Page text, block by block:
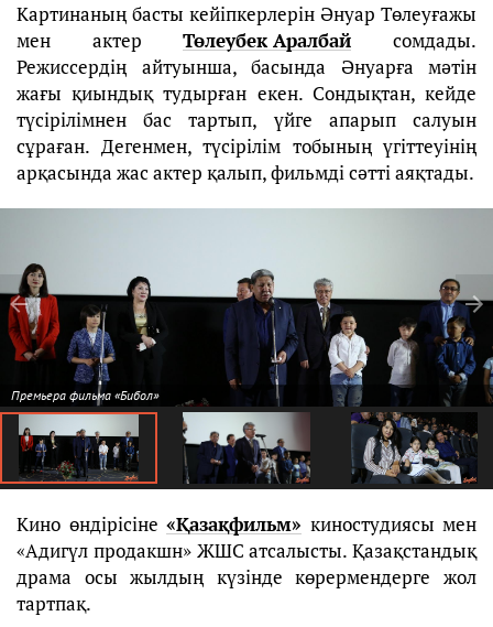
Картинаның басты кейіпкерлерін Әнуар Төлеуғажы
мен актерТөлеубек Аралбай сомдады.
Режиссердің айтуынша, басында Әнуарға мәтін
жағы қиындық тудырған екен. Сондықтан, кейде
түсірілімнен бас тартып, үйге апарып салуын
сұраған. Дегенмен, түсірілім тобының үгіттеуінің
арқасында жас актер қалып, фильмді сәтті аяқтады.
Премьера фильма «Бибол»
Кино өндірісіне «Қазақфильм» киностудиясы мен
«Адигүл продакшн» ЖШС атсалысты. Қазақстандық
драма осы жылдың күзінде көрермендерге жол
тартпақ.